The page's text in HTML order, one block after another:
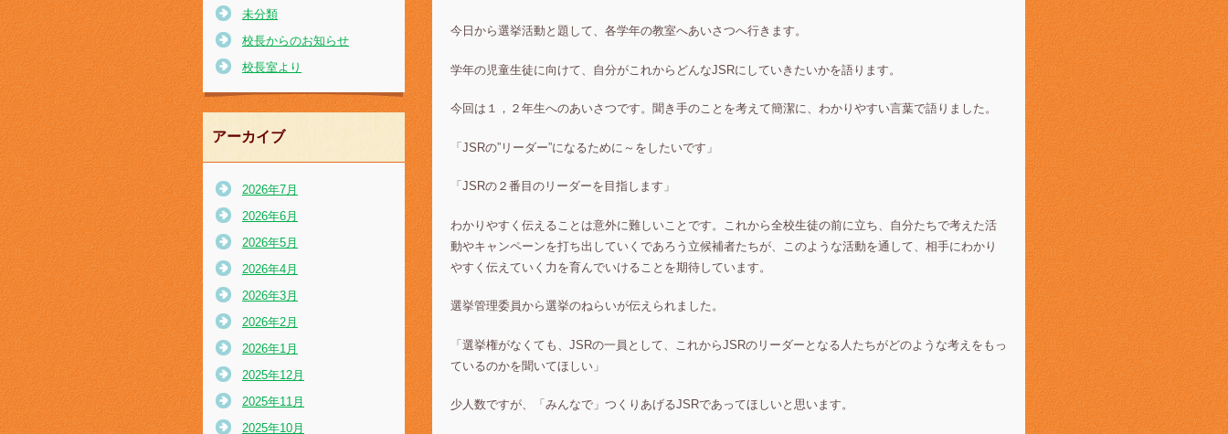
今日から選挙活動と題して、各学年の教室へあいさつへ行きます。
学年の児童生徒に向けて、自分がこれからどんなJSRにしていきたいかを語ります。
今回は１，２年生へのあいさつです。聞き手のことを考えて簡潔に、わかりやすい言葉で語りました。
「JSRの”リーダー”になるために～をしたいです」
「JSRの２番目のリーダーを目指します」
わかりやすく伝えることは意外に難しいことです。これから全校生徒の前に立ち、自分たちで考えた活
動やキャンペーンを打ち出していくであろう立候補者たちが、このような活動を通して、相手にわかり
やすく伝えていく力を育んでいけることを期待しています。
選挙管理委員から選挙のねらいが伝えられました。
「選挙権がなくても、JSRの一員として、これからJSRのリーダーとなる人たちがどのような考えをもっ
ているのかを聞いてほしい」
少人数ですが、「みんなで」つくりあげるJSRであってほしいと思います。
未分類
校長からのお知らせ
校長室より
アーカイブ
2026年7月
2026年6月
2026年5月
2026年4月
2026年3月
2026年2月
2026年1月
2025年12月
2025年11月
2025年10月